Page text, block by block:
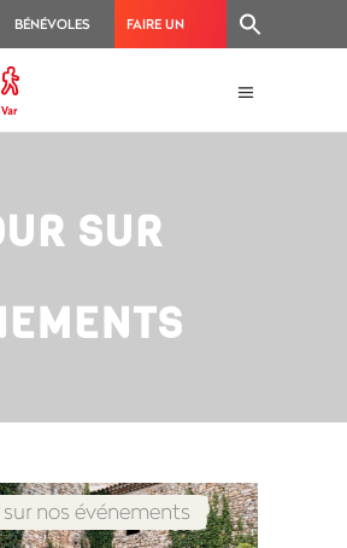
BÉNÉVOLES FAIRE UN
SUR
nos événements